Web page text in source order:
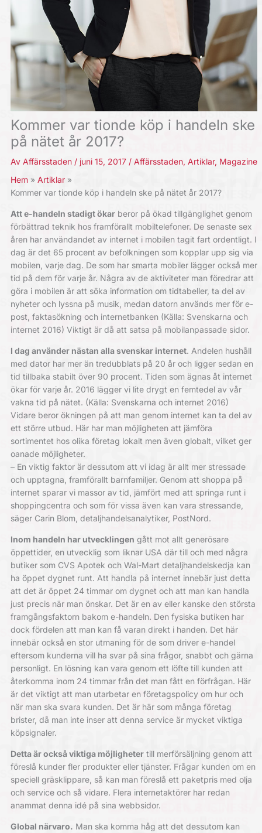
Kommer var tionde köp i handeln ske
på nätet år 2017?
Av Affärsstaden / juni 15, 2017 / Affärsstaden, Artiklar, Magazine
Hem
Artiklar
Kommer var tionde köp i handeln ske på nätet år 2017?
Att e-handeln stadigt ökarberor på ökad tillgänglighet genom
förbättrad teknik hos framförallt mobiltelefoner. De senaste sex
åren har användandet av internet i mobilen tagit fart ordentligt. I
dag är det 65 procent av befolkningen som kopplar upp sig via
mobilen, varje dag. De som har smarta mobiler lägger också mer
tid på dem för varje år. Några av de aktiviteter man föredrar att
göra i mobilen är att söka information om tidtabeller, ta del av
nyheter och lyssna på musik, medan datorn används mer för e-
post, faktasökning och internetbanken (Källa: Svenskarna och
internet 2016) Viktigt är då att satsa på mobilanpassade sidor.
I dag använder nästan alla svenskar internet. Andelen hushåll
med dator har mer än tredubblats på 20 år och ligger sedan en
tid tillbaka stabilt över 90 procent. Tiden som ägnas åt internet
ökar för varje år. 2016 lägger vi lite drygt en femtedel av vår
vakna tid på nätet. (Källa: Svenskarna och internet 2016)
Vidare beror ökningen på att man genom internet kan ta del av
ett större utbud. Här har man möjligheten att jämföra
sortimentet hos olika företag lokalt men även globalt, vilket ger
oanade möjligheter.
– En viktig faktor är dessutom att vi idag är allt mer stressade
och upptagna, framförallt barnfamiljer. Genom att shoppa på
internet sparar vi massor av tid, jämfört med att springa runt i
shoppingcentra och som för vissa även kan vara stressande,
säger Carin Blom, detaljhandelsanalytiker, PostNord.
Inom handeln har utvecklingen gått mot allt generösare
öppettider, en utvecklig som liknar USA där till och med några
butiker som CVS Apotek och Wal-Mart detaljhandelskedja kan
ha öppet dygnet runt. Att handla på internet innebär just detta
att det är öppet 24 timmar om dygnet och att man kan handla
just precis när man önskar. Det är en av eller kanske den största
framgångsfaktorn bakom e-handeln. Den fysiska butiken har
dock fördelen att man kan få varan direkt i handen. Det här
innebär också en stor utmaning för de som driver e-handel
eftersom kunderna vill ha svar på sina frågor, snabbt och gärna
personligt. En lösning kan vara genom ett löfte till kunden att
återkomma inom 24 timmar från det man fått en förfrågan. Här
är det viktigt att man utarbetar en företagspolicy om hur och
när man ska svara kunden. Det är här som många företag
brister, då man inte inser att denna service är mycket viktiga
köpsignaler.
Detta är också viktiga möjlighetertill merförsäljning genom att
föreslå kunder fler produkter eller tjänster. Frågar kunden om en
speciell gräsklippare, så kan man föreslå ett paketpris med olja
och service och så vidare. Flera internetaktörer har redan
anammat denna idé på sina webbsidor.
Global närvaro. Man ska komma håg att det dessutom kan